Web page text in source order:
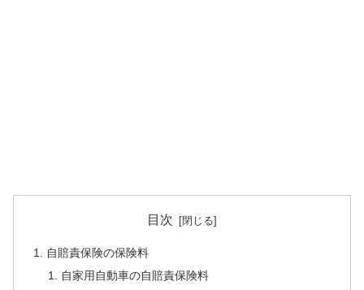
目次
自賠責保険の保険料
自家用自動車の自賠責保険料